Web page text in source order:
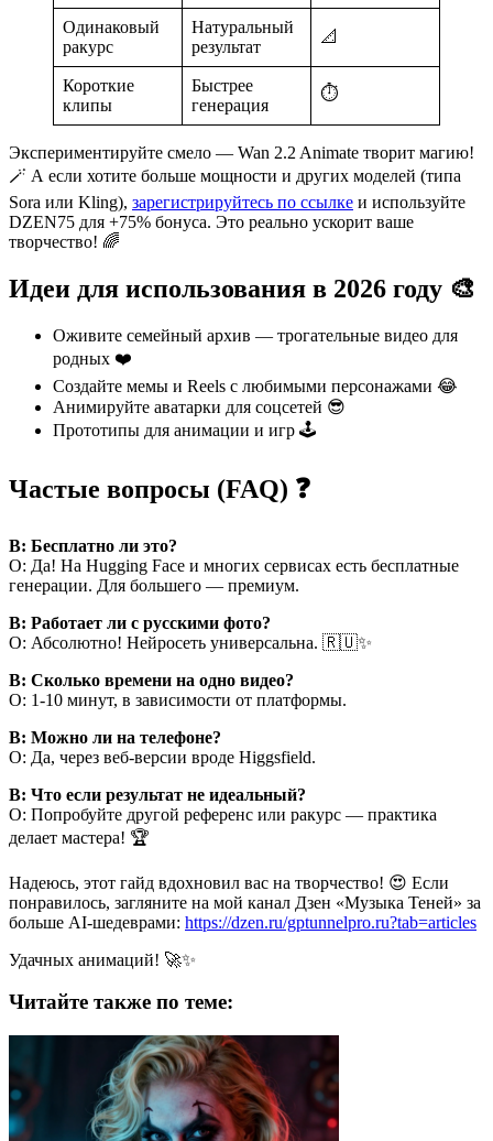
Одинаковый
ракурс
Натуральный
результат
📐
Короткие
клипы
Быстрее
генерация
⏱️
Экспериментируйте смело — Wan 2.2 Animate творит магию!
🪄 А если хотите больше мощности и других моделей (типа
Sora или Kling), зарегистрируйтесь по ссылке и используйте
DZEN75 для +75% бонуса. Это реально ускорит ваше
творчество! 🌈
Идеи для использования в 2026 году 🎨
Оживите семейный архив — трогательные видео для
родных ❤️
Создайте мемы и Reels с любимыми персонажами 😂
Анимируйте аватарки для соцсетей 😎
Прототипы для анимации и игр 🕹️
Частые вопросы (FAQ) ❓
В: Бесплатно ли это?
О: Да! На Hugging Face и многих сервисах есть бесплатные
генерации. Для большего — премиум.
В: Работает ли с русскими фото?
О: Абсолютно! Нейросеть универсальна. 🇷🇺✨
В: Сколько времени на одно видео?
О: 1-10 минут, в зависимости от платформы.
В: Можно ли на телефоне?
О: Да, через веб-версии вроде Higgsfield.
В: Что если результат не идеальный?
О: Попробуйте другой референс или ракурс — практика
делает мастера! 🏆
Надеюсь, этот гайд вдохновил вас на творчество! 😍 Если
понравилось, загляните на мой канал Дзен «Музыка Теней» за
больше AI-шедеврами: https://dzen.ru/gptunnelpro.ru?tab=articles
Удачных анимаций! 🚀✨
Читайте также по теме: